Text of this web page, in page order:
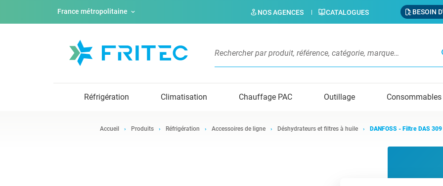
France métropolitaine NOS AGENCES CATALOGUES BESOIN
Réfrigération Climatisation Chauffage PAC Outillage Consommables
Accueil Produits Réfrigération Accessoires de ligne Déshydrateurs et filtres à huile DANFOSS - Filtre DAS